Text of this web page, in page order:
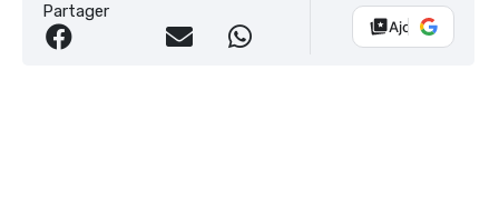
Partager
Ajouter Vélo